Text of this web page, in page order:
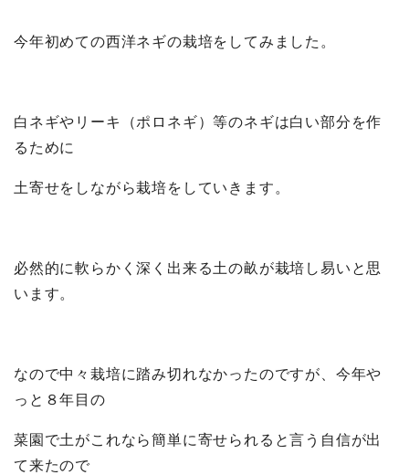
今年初めての西洋ネギの栽培をしてみました。
白ネギやリーキ（ポロネギ）等のネギは白い部分を作
るために
土寄せをしながら栽培をしていきます。
必然的に軟らかく深く出来る土の畝が栽培し易いと思
います。
なので中々栽培に踏み切れなかったのですが、今年や
っと８年目の
菜園で土がこれなら簡単に寄せられると言う自信が出
て来たので